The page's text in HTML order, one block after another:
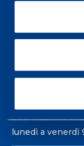
Sport Service
21057 Olgiate
informazioni:
lunedì a venerdì